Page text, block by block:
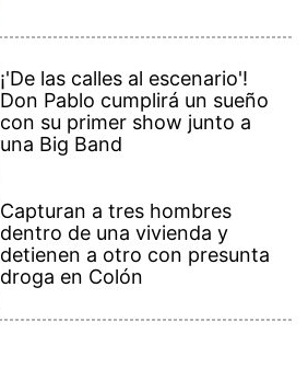
¡'De las calles al escenario'!
Don Pablo cumplirá un sueño
con su primer show junto a
una Big Band
Capturan a tres hombres
dentro de una vivienda y
detienen a otro con presunta
droga en Colón